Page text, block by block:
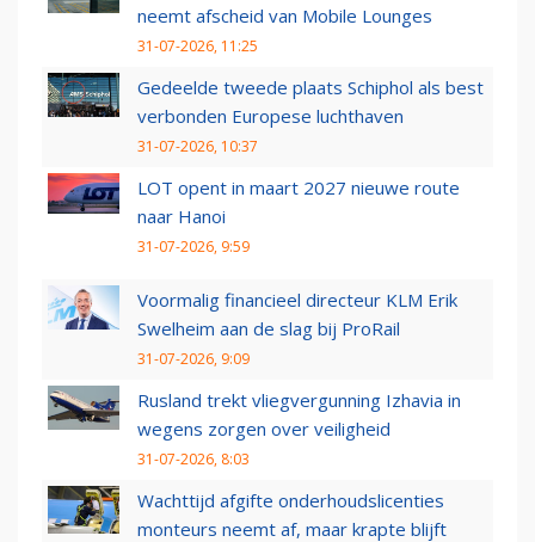
neemt afscheid van Mobile Lounges
31-07-2026, 11:25
Gedeelde tweede plaats Schiphol als best
verbonden Europese luchthaven
31-07-2026, 10:37
LOT opent in maart 2027 nieuwe route
naar Hanoi
31-07-2026, 9:59
Voormalig financieel directeur KLM Erik
Swelheim aan de slag bij ProRail
31-07-2026, 9:09
Rusland trekt vliegvergunning Izhavia in
wegens zorgen over veiligheid
31-07-2026, 8:03
Wachttijd afgifte onderhoudslicenties
monteurs neemt af, maar krapte blijft